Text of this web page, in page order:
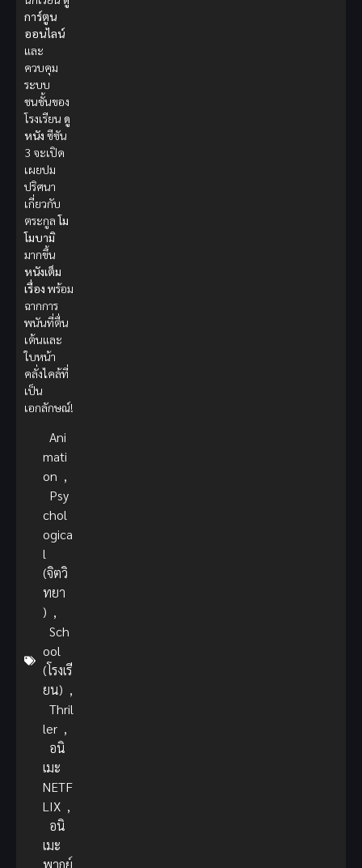
การ์ตูน
ออนไลน์
และ
ควบคุม
ระบบ
ชนชั้นของ
โรงเรียน ดู
หนัง ซีซัน
3 จะเปิด
เผยปม
ปริศนา
เกี่ยวกับ
ตระกูลโม
โมบามิ
มากขึ้น
หนังเต็ม
เรื่อง พร้อม
ฉากการ
พนันที่ตื่น
เต้นและ
ใบหน้า
คลั่งไคล้ที่
เป็น
เอกลักษณ์!
Ani
mati
on ,
Psy
chol
ogica
l
(จิตวิ
ทยา
) ,
Sch
ool
(โรงเรี
ยน) ,
Thril
ler ,
อนิ
เมะ
NETF
LIX ,
อนิ
เมะ